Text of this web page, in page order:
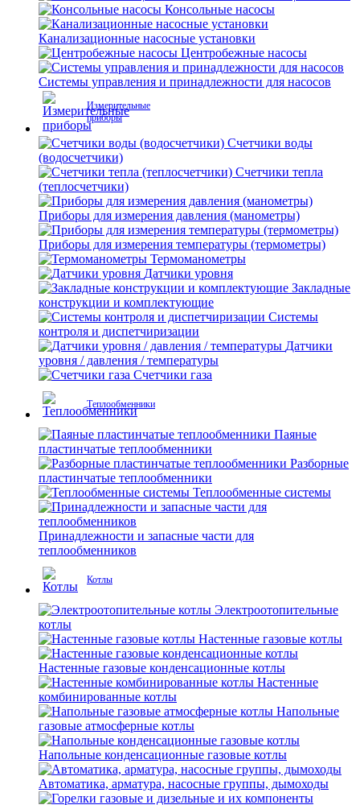
Консольные насосы
Канализационные насосные установки
Центробежные насосы
Системы управления и принадлежности для насосов
Измерительные
приборы
Счетчики воды
(водосчетчики)
Счетчики тепла
(теплосчетчики)
Приборы для измерения давления (манометры)
Приборы для измерения температуры (термометры)
Термоманометры
Датчики уровня
Закладные
конструкции и комплектующие
Системы
контроля и диспетчиризации
Датчики
уровня / давления / температуры
Счетчики газа
Теплообменники
Паяные
пластинчатые теплообменники
Разборные
пластинчатые теплообменники
Теплообменные системы
Принадлежности и запасные части для
теплообменников
Котлы
Электроотопительные
котлы
Настенные газовые котлы
Настенные газовые конденсационные котлы
Настенные
комбинированные котлы
Напольные
газовые атмосферные котлы
Напольные конденсационные газовые котлы
Автоматика, арматура, насосные группы, дымоходы